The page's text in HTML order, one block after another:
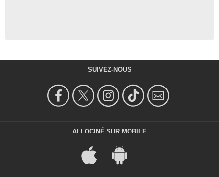
SUIVEZ-NOUS
ALLOCINÉ SUR MOBILE